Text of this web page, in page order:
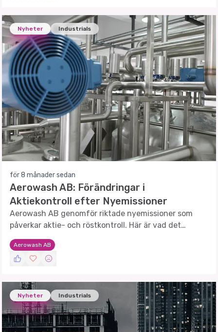
Nyheter Industrials
för 8 månader sedan
Aerowash AB: Förändringar i
Aktiekontroll efter Nyemissioner
Aerowash AB genomför riktade nyemissioner som
påverkar aktie- och röstkontroll. Här är vad det
innebär för investerare.
Aerowash AB
Nyheter Industrials